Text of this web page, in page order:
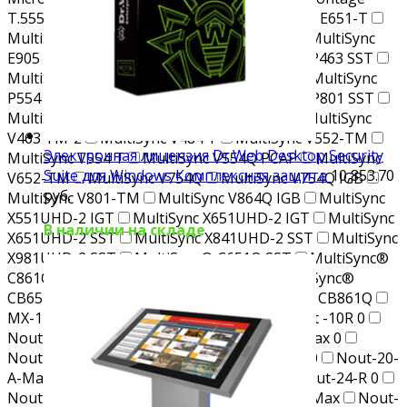
T.555.700
MS5586-S MSR Elo
MultiSync E651-T
MultiSync E705 SST
MultiSync E805 SST
MultiSync
E905 SST
MultiSync P404 SST
MultiSync P463 SST
MultiSync P484 SST
MultiSync P553 SST
MultiSync
P554 SST
MultiSync P703 SST
MultiSync P801 SST
MultiSync V404 T
MultiSync
V463 TM-2
MultiSync V484 T
MultiSync V552-TM
MultiSync V554 T
MultiSync V554Q PCAP
MultiSync
V652-TM
MultiSync V754Q
MultiSync V754Q IGB
MultiSync V801-TM
MultiSync V864Q IGB
MultiSync
X551UHD-2 IGT
MultiSync X651UHD-2 IGT
MultiSync
X651UHD-2 SST
MultiSync X841UHD-2 SST
MultiSync
X981UHD-2 SST
MultiSync® C651Q SST
MultiSync®
C861Q SST
MultiSync®
CB651Q
MultiSync® CB861Q
MX-1
NFC/RFID Reader Elo Nout -10R0
Nout -10R-Max0 Nout -6R0 Nout -6R-Max0
Nout-16R
Nout-16R-Max0 Nout-20-A 0
Nout-20-
A-Max
Nout-24-A Nout-24-A-Max Nout-24-R0
Nout-24-R-Max
Nout-28-A Nout-28-A-Max Nout-
Электронная лицензия Dr.Web Desktop Security
Suite для Windows Комплексная защита10,853.70
руб.
В наличии на складе